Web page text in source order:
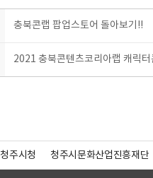
충북콘랩 팝업스토어 돌아보기!!
청주시청 청주시문화산업진흥재단